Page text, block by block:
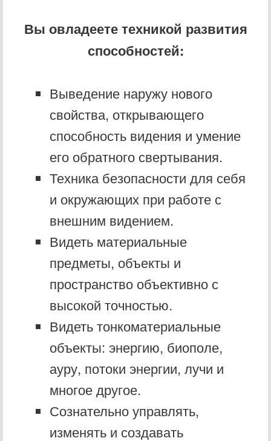
Вы овладеете техникой развития
способностей:
Выведение наружу нового
свойства, открывающего
способность видения и умение
его обратного свертывания.
Техника безопасности для себя
и окружающих при работе с
внешним видением.
Видеть материальные
предметы, объекты и
пространство объективно с
высокой точностью.
Видеть тонкоматериальные
объекты: энергию, биополе,
ауру, потоки энергии, лучи и
многое другое.
Сознательно управлять,
изменять и создавать